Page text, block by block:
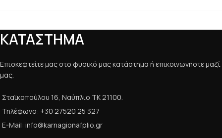
ΚΑΤΑΣΤΗΜΑ
Επισκεφτείτε μας στο φυσικό μας κατάστημα ή επικοινωνήστε μαζί
μας.
Σταϊκοπούλου 16, Ναύπλιο ΤΚ 21100.
Τηλέφωνο: +30 27520 25 327
E-Mail: info@karnagionafplio.gr